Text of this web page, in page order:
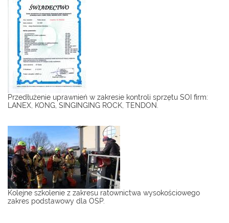
Przedłużenie uprawnień w zakresie kontroli sprzętu SOI firm:
LANEX, KONG, SINGINGING ROCK, TENDON.
Kolejne szkolenie z zakresu ratownictwa wysokościowego
zakres podstawowy dla OSP.